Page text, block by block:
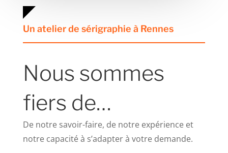
Un atelier de sérigraphie à Rennes
Nous sommes
fiers de…
De notre savoir-faire, de notre expérience et
notre capacité à s’adapter à votre demande.